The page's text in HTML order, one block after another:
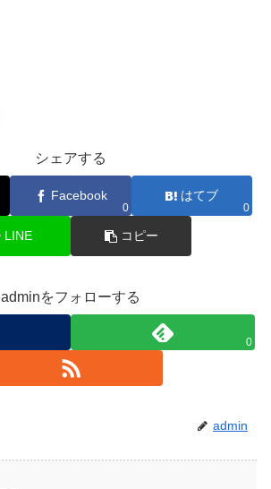
シェアする
Facebook
0
はてブ
0
LINE コピー
adminをフォローする
0
admin